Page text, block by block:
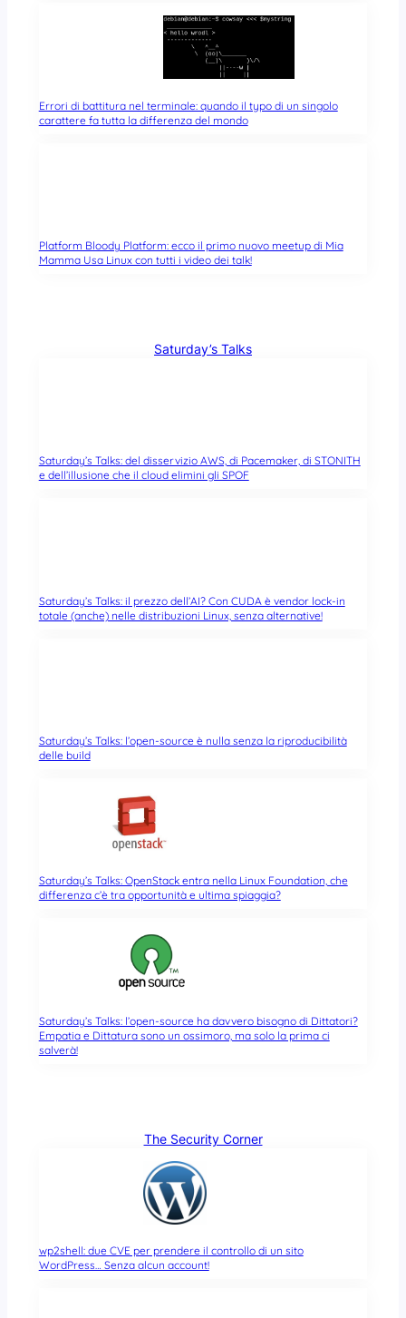
Errori di battitura nel terminale: quando il typo di un singolo
carattere fa tutta la differenza del mondo
Platform Bloody Platform: ecco il primo nuovo meetup di Mia
Mamma Usa Linux con tutti i video dei talk!
Saturday’s Talks
Saturday’s Talks: del disservizio AWS, di Pacemaker, di STONITH
e dell’illusione che il cloud elimini gli SPOF
Saturday’s Talks: il prezzo dell’AI? Con CUDA è vendor lock-in
totale (anche) nelle distribuzioni Linux, senza alternative!
Saturday’s Talks: l’open-source è nulla senza la riproducibilità
delle build
Saturday’s Talks: OpenStack entra nella Linux Foundation, che
differenza c’è tra opportunità e ultima spiaggia?
Saturday’s Talks: l’open-source ha davvero bisogno di Dittatori?
Empatia e Dittatura sono un ossimoro, ma solo la prima ci
salverà!
The Security Corner
wp2shell: due CVE per prendere il controllo di un sito
WordPress… Senza alcun account!